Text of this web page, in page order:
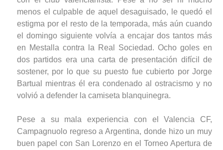
menos el culpable de aquel desaguisado, le quedó el
estigma por el resto de la temporada, más aún cuando
el domingo siguiente volvía a encajar dos tantos más
en Mestalla contra la Real Sociedad. Ocho goles en
dos partidos era una carta de presentación difícil de
sostener, por lo que su puesto fue cubierto por Jorge
Bartual mientras él era condenado al ostracismo y no
volvió a defender la camiseta blanquinegra.
Pese a su mala experiencia con el Valencia CF,
Campagnuolo regreso a Argentina, donde hizo un muy
buen papel con San Lorenzo en el Torneo Apertura de